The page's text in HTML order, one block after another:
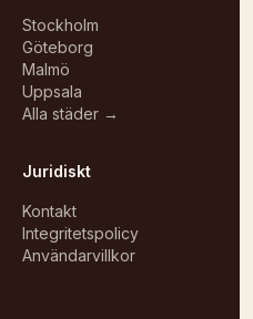
Stockholm
Göteborg
Malmö
Uppsala
Alla städer →
Juridiskt
Kontakt
Integritetspolicy
Användarvillkor